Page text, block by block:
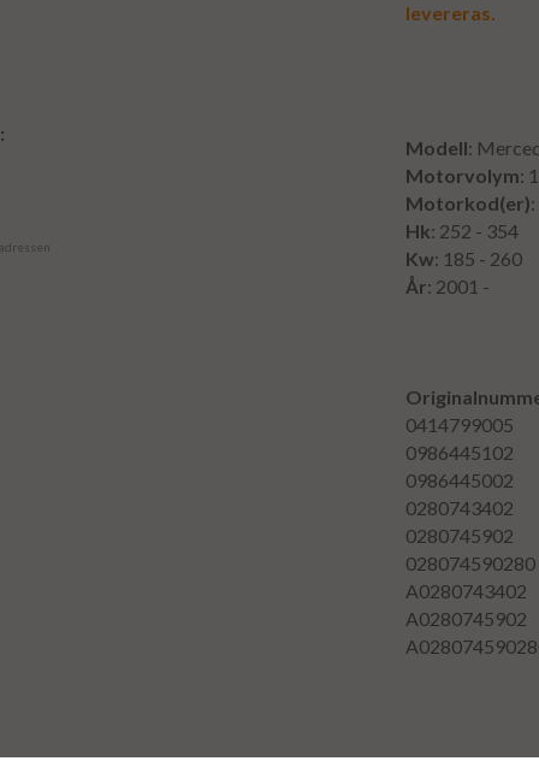
levereras.
Modell:
Motorvolym:
Motorkod(er)
Hk: 252 - 354
Kw: 185 - 260
År: 2001 -
0414799005
0986445102
0986445002
0280743402
0280745902
028074590280
A0280743402
A0280745902